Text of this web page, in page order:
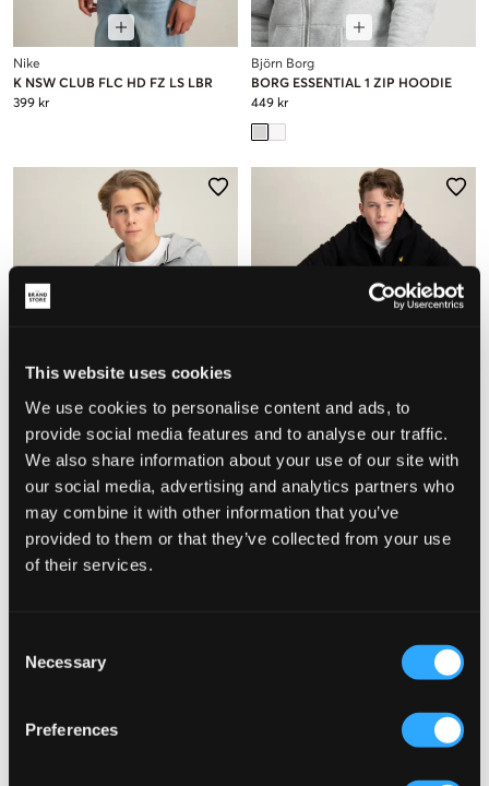
This website uses cookies
We use cookies to personalise content and ads, to
provide social media features and to analyse our traffic.
We also share information about your use of our site with
our social media, advertising and analytics partners who
may combine it with other information that you’ve
provided to them or that they’ve collected from your use
of their services.
Selection
Necessary
Preferences
Nike
K NSW CLUB FLC HD FZ LS LBR
399 kr
Björn Borg
BORG ESSENTIAL 1 ZIP HOODIE
449 kr
B NSW TCH FLC FZ - PD
649 kr
Lyle & Scott
ZIP THROUGH HOODIE
599 kr